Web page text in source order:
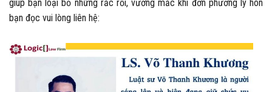
giúp bạn loại bỏ những rắc rối, vướng mắc khi đơn phương ly hôn
bạn đọc vui lòng liên hệ: